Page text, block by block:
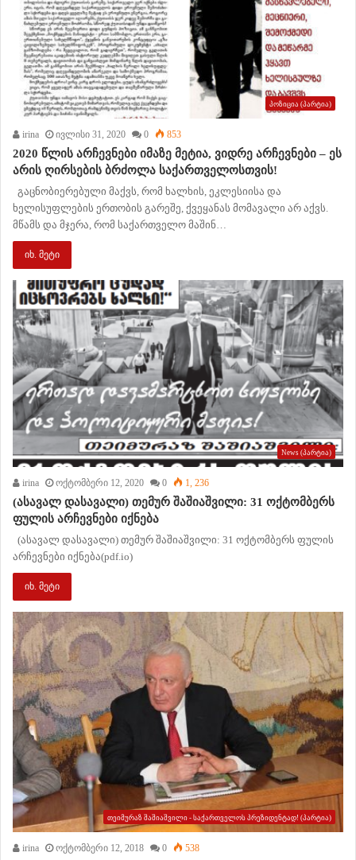
პოზიცია (პარტია)
irina ივლისი 31, 2020 0 853
2020 წლის არჩევნები იმაზე მეტია, ვიდრე არჩევნები – ეს
არის ღირსების ბრძოლა საქართველოსთვის!
გაცნობიერებული მაქვს, რომ ხალხის, ეკლესიისა და
ხელისუფლების ერთობის გარეშე, ქვეყანას მომავალი არ აქვს.
მწამს და მჯერა, რომ საქართველო მაშინ…
იხ. მეტი
News (პარტია)
irina ოქტომბერი 12, 2020 0 1, 236
(ასავალ დასავალი) თემურ შაშიაშვილი: 31 ოქტომბერს
ფულის არჩევნები იქნება
(ასავალ დასავალი) თემურ შაშიაშვილი: 31 ოქტომბერს ფულის
არჩევნები იქნება(pdf.io)
იხ. მეტი
თეიმურაზ შაშიაშვილი - საქართველოს პრეზიდენტად! (პარტია)
irina ოქტომბერი 12, 2018 0 538